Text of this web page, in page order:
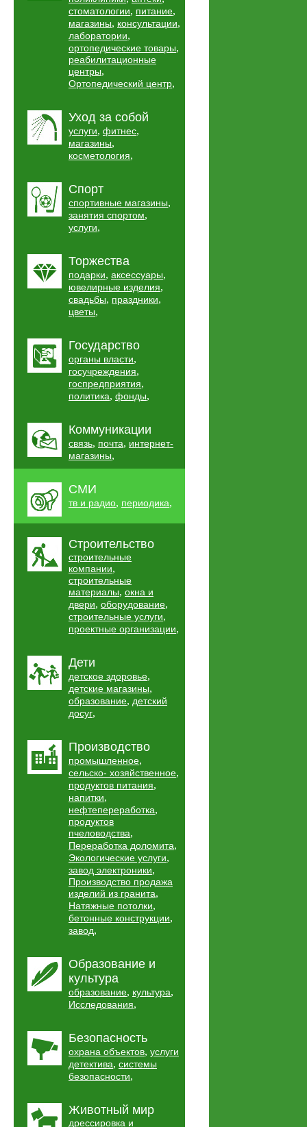
стоматологии, питание,
магазины, консультации,
лаборатории,
ортопедические товары,
реабилитационные
центры,
Ортопедический центр,
Уход за собой
услуги, фитнес,
магазины,
косметология,
Спорт
спортивные магазины,
занятия спортом,
услуги,
Торжества
подарки, аксессуары,
ювелирные изделия,
свадьбы, праздники,
цветы,
Государство
органы власти,
госучреждения,
госпредприятия,
политика, фонды,
Коммуникации
связь, почта, интернет-
магазины,
СМИ
тв и радио, периодика,
Строительство
строительные
компании,
строительные
материалы, окна и
двери, оборудование,
строительные услуги,
проектные организации,
Дети
детское здоровье,
детские магазины,
образование, детский
досуг,
Производство
промышленное,
сельско- хозяйственное,
продуктов питания,
напитки,
нефтепереработка,
продуктов
пчеловодства,
Переработка доломита,
Экологические услуги,
завод электроники,
Производство продажа
изделий из гранита,
Натяжные потолки,
бетонные конструкции,
завод,
Образование и
культура
образование, культура,
Исследования,
Безопасность
охрана объектов, услуги
детектива, системы
безопасности,
Животный мир
дрессировка и